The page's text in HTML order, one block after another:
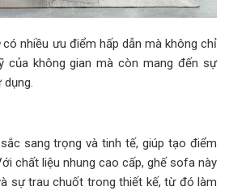
có nhiều ưu điểm hấp dẫn mà không chỉ
của không gian mà còn mang đến sự
sang trọng và tinh tế, giúp tạo điểm
chất liệu nhung cao cấp, ghế sofa này
sự trau chuốt trong thiết kế, từ đó làm